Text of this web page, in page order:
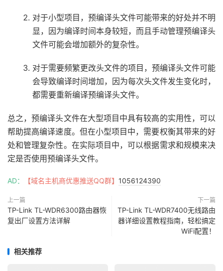
对于小型项目，预编译头文件可能带来的好处并不明
显，因为编译时间本身较短，而且手动管理预编译头
文件可能会增加额外的复杂性。
对于需要频繁更改头文件的项目，预编译头文件可能
会导致编译时间增加，因为每次头文件发生变化时，
都需要重新编译预编译头文件。
总之，预编译头文件在大型项目中具有较高的实用性，可以
帮助提高编译速度。但在小型项目中，需要权衡其带来的好
处和管理复杂性。在实际项目中，可以根据需求和规模来决
定是否使用预编译头文件。
AD： 【域名主机商优惠推送QQ群】 1056124390
上一篇
TP-Link TL-WDR6300路由器恢
复出厂设置方法详解
下一篇
TP-Link TL-WDR7400无线路由
器详细设置教程指南，轻松搞定
WiFi配置！
相关推荐